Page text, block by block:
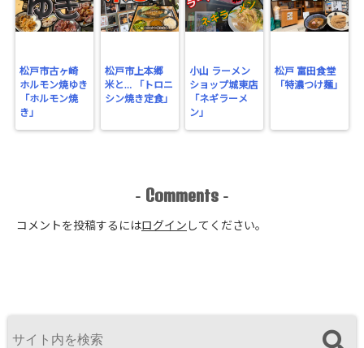
松戸市古ヶ崎
ホルモン焼ゆき
「ホルモン焼
き」
松戸市上本郷
米と… 「トロニ
シン焼き定食」
小山 ラーメン
ショップ城東店
「ネギラーメ
ン」
松戸 富田食堂
「特濃つけ麺」
- Comments -
コメントを投稿するには ログイン してください。